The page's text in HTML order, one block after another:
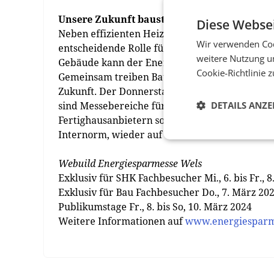
Unsere Zukunft baust du
Neben effizienten Heizungs-, Lüftungs- und
entscheidende Rolle für die Energiewende.
Gebäude kann der Energieverbrauch
Gemeinsam treiben Bau- und SHK-Branche
Zukunft. Der Donnerstag, 7. März, ist
sind Messebereiche für Bauen+Wohnen mit
Fertighausanbietern sowie Interieur-
Internorm, wieder auf der Messe vertreten.
Webuild Energiesparmesse Wels
Exklusiv für SHK Fachbesucher Mi., 6. bis Fr.,
Exklusiv für Bau Fachbesucher Do., 7. März
Publikumstage Fr., 8. bis So, 10. März 2024
Weitere Informationen auf
Diese
Wir verwenden
weitere Nutzung
Cookie-Richtlinie
DETAILS